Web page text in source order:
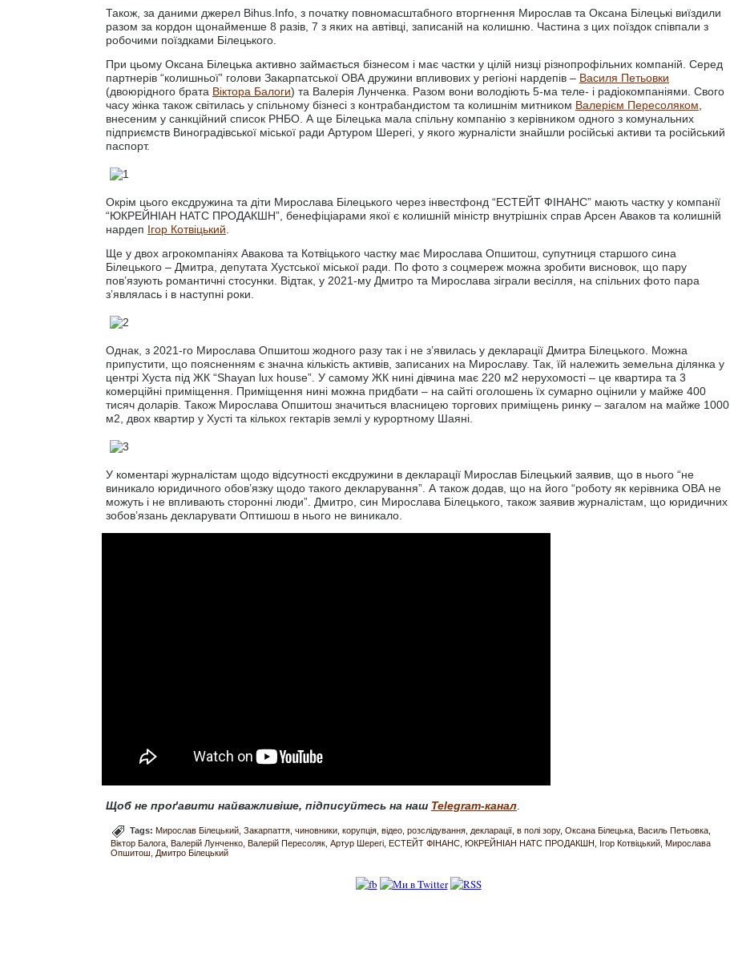
Також, за даними джерел Bihus.Info, з початку повномасштабного вторгнення Мирослав та Оксана Білецькі виїздили
разом за кордон щонайменше 8 разів, 7 з яких на автівці, записаній на колишню. Частина з цих поїздок співпали з
робочими поїздками Білецького.
При цьому Оксана Білецька активно займається бізнесом і має частки у цілій низці різнопрофільних компаній. Серед
партнерів “колишньої” голови Закарпатської ОВА дружини впливових у регіоні нардепів – Василя Петьовки
(двоюрідного брата Віктора Балоги) та Валерія Лунченка. Разом вони володіють 5-ма теле- і радіокомпаніями. Свого
часу жінка також світилась у спільному бізнесі з контрабандистом та колишнім митником Валерієм Пересоляком
внесеним у санкційний список РНБО. А ще Білецька мала спільну компанію з керівником одного з комунальних
підприємств Виноградівської міської ради Артуром Шерегі, у якого журналісти знайшли російські активи та російський
паспорт.
Окрім цього ексдружина та діти Мирослава Білецького через інвестфонд “ЕСТЕЙТ ФІНАНС” мають частку у компанії
“ЮКРЕЙНІАН НАТС ПРОДАКШН”, бенефіціарами якої є колишній міністр внутрішніх справ Арсен Аваков та колишній
нардеп Ігор Котвіцький
Ще у двох агрокомпаніях Авакова та Котвіцького частку має Мирослава Опшитош, супутниця старшого сина
Білецького – Дмитра, депутата Хустської міської ради. По фото з соцмереж можна зробити висновок, що пару
пов’язують романтичні стосунки. Відтак, у 2021-му Дмитро та Мирослава зіграли весілля, на спільних фото пара
з’являлась і в наступні роки.
Однак, з 2021-го Мирослава Опшитош жодного разу так і не з’явилась у декларації Дмитра Білецького. Можна
припустити, що поясненням є значна кількість активів, записаних на Мирославу. Так, їй належить земельна ділянка у
центрі Хуста під ЖК “Shayan lux house”. У самому ЖК нині дівчина має 220 м2 нерухомості – це квартира та 3
комерційні приміщення. Приміщення нині можна придбати – на сайті оголошень їх сумарно оцінили у майже 400
тисяч доларів. Також Мирослава Опшитош значиться власницею торгових приміщень ринку – загалом на майже 1000
м2, двох квартир у Хусті та кількох гектарів землі у курортному Шаяні.
У коментарі журналістам щодо відсутності ексдружини в декларації Мирослав Білецький заявив, що в нього “не
виникало юридичного обов’язку щодо такого декларування”. А також додав, що на його “роботу як керівника ОВА не
можуть і не впливають сторонні люди”. Дмитро, син Мирослава Білецького, також заявив журналістам, що юридичних
зобов’язань декларувати Оптишош в нього не виникало.
Щоб не проґавити найважливіше, підписуйтесь на наш Telegram-канал
Tags: Мирослав Білецький Закарпаття чиновники корупція відео розслідування декларації в полі зору Оксана Білецька Василь Петьовка
Віктор Балога Валерій Лунченко Валерій Пересоляк Артур Шерегі ЕСТЕЙТ ФІНАНС ЮКРЕЙНІАН НАТС ПРОДАКШН Ігор Котвіцький Мирослава
Опшитош
Дмитро Білецький